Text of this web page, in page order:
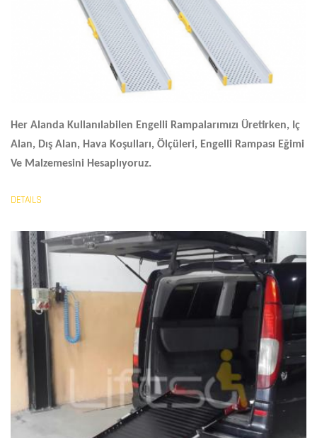
Her Alanda Kullanılabilen Engelli Rampalarımızı Üretirken, Iç
Alan, Dış Alan, Hava Koşulları, Ölçüleri, Engelli Rampası Eğimi
Ve Malzemesini Hesaplıyoruz.
DETAILS